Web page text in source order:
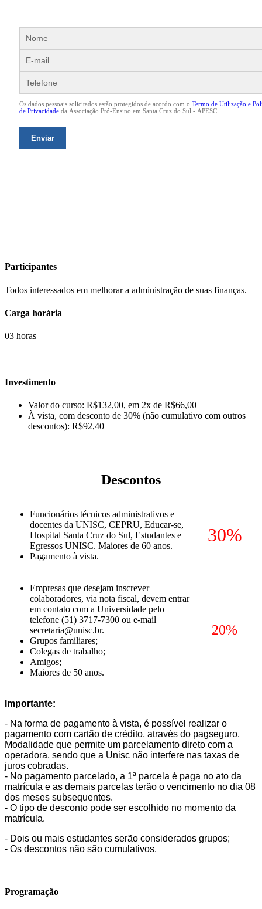
Participantes
Todos interessados em melhorar a administração de suas finanças.
Carga horária
03 horas
Investimento
Valor do curso: R$132,00, em 2x de R$66,00
À vista, com desconto de 30% (não cumulativo com outros
descontos): R$92,40
Descontos
Funcionários técnicos administrativos e
docentes da UNISC, CEPRU, Educar-se,
Hospital Santa Cruz do Sul, Estudantes e
Egressos UNISC. Maiores de 60 anos.
Pagamento à vista.
30%
Empresas que desejam inscrever
colaboradores, via nota fiscal, devem entrar
em contato com a Universidade pelo
telefone (51) 3717-7300 ou e-mail
secretaria@unisc.br.
Grupos familiares;
Colegas de trabalho;
Amigos;
Maiores de 50 anos.
20%
Importante:
- Na forma de pagamento à vista, é possível realizar o
pagamento com cartão de crédito, através do pagseguro.
Modalidade que permite um parcelamento direto com a
operadora, sendo que a Unisc não interfere nas taxas de
juros cobradas.
- No pagamento parcelado, a 1ª parcela é paga no ato da
matrícula e as demais parcelas terão o vencimento no dia 08
dos meses subsequentes.
- O tipo de desconto pode ser escolhido no momento da
matrícula.
- Dois ou mais estudantes serão considerados grupos;
- Os descontos não são cumulativos.
Programação